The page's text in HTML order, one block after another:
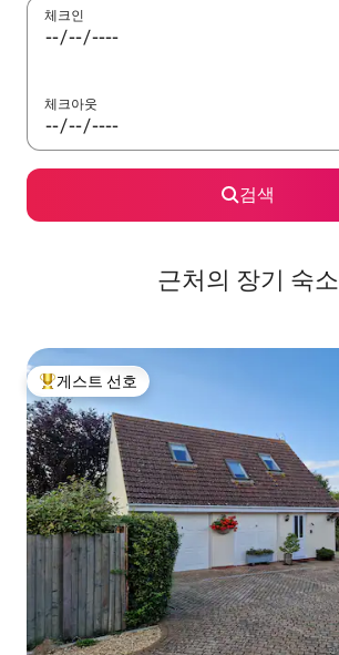
체크인
체크아웃
검색
근처의 장기 숙소
상위 게스트 선호
게스트 선호